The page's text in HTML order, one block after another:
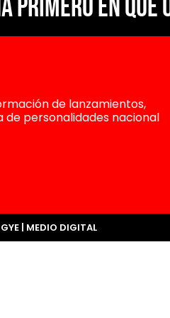
primero en Que
de lanzamientos,
personalidades nacional
| MEDIO DIGITAL